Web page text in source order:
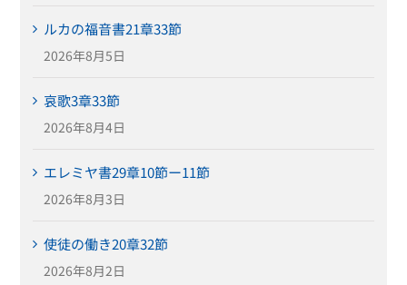
ルカの福音書21章33節
2026年8月5日
哀歌3章33節
2026年8月4日
エレミヤ書29章10節ー11節
2026年8月3日
使徒の働き20章32節
2026年8月2日